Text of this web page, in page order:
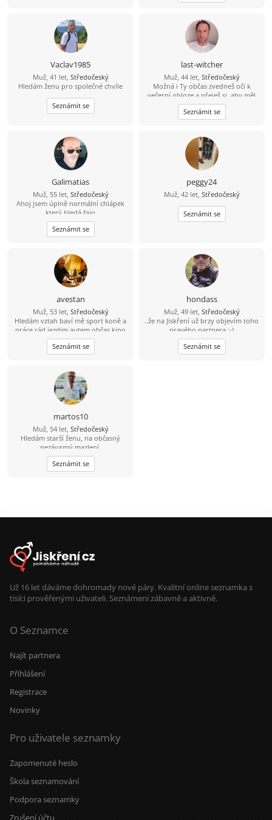
Vaclav1985
Muž, 41 let, Středočeský
Hledám ženu pro společné chvíle
Seznámit se
last-witcher
Muž, 44 let, Středočeský
Možná i Ty občas zvedneš oči k
večerní obloze a přeješ si, aby měl
někdo radost z každého dne, který s
Tebou může sdílet. Právě Tebe bych
rád poznal.
Seznámit se
Galimatias
Muž, 55 let, Středočeský
Ahoj jsem úplně normální chlápek
který hledá fajn
kamarádku,přítelkyni pro hezké ale i
všední chvíle.
Seznámit se
peggy24
Muž, 42 let, Středočeský
Seznámit se
avestan
Muž, 53 let, Středočeský
Hledám vztah baví mě sport koně a
práce rád jezdim autem občas kino
Seznámit se
hondass
Muž, 49 let, Středočeský
..že na Jiskření už brzy objevím toho
pravého partnera :-)
Seznámit se
martos10
Muž, 54 let, Středočeský
Hledám starší ženu, na občasný
nezávazný mazlení.
Seznámit se
Už 16 let dáváme dohromady nové páry. Kvalitní online seznamka s
tisíci prověřenými uživateli. Seznámení zábavně a aktivně.
O Seznamce
Najít partnera
Přihlášení
Registrace
Novinky
Pro uživatele seznamky
Zapomenuté heslo
Škola seznamování
Podpora seznamky
Zrušení účtu